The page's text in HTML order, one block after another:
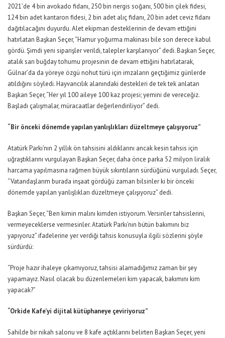
2021’de 4 bin avokado fidanı, 250 bin nergis soğanı, 500 bin çilek fidesi,
124 bin adet kantaron fidesi, 2 bin adet alıç fidanı, 20 bin adet ceviz fidanı
dağıtılacağını duyurdu. Alet ekipman desteklerinin de devam ettiğini
hatırlatan Başkan Seçer, “Hamur yoğurma makinası bile son derece kabul
gördü. Şimdi yeni siparişler verildi, talepler karşılanıyor” dedi. Başkan Seçer,
atalık sarı buğday tohumu projesinin de devam ettiğini hatırlatarak,
Gülnar’da da yöreye özgü nohut türü için imzaların geçtiğimiz günlerde
atıldığını söyledi. Hayvancılık alanındaki destekleri de tek tek anlatan
Başkan Seçer, “Her yıl 100 aileye 100 kaz projesi; yemini de vereceğiz.
Başladı çalışmalar, müracaatlar değerlendiriliyor” dedi.
“Bir önceki dönemde yapılan yanlışlıkları düzeltmeye çalışıyoruz”
Atatürk Parkı’nın 2 yıllık ön tahsisini aldıklarını ancak kesin tahsis için
uğraştıklarını vurgulayan Başkan Seçer, daha önce parka 52 milyon liralık
harcama yapılmasına rağmen büyük sıkıntıların sürdüğünü vurguladı. Seçer,
“Vatandaşlarım burada inşaat gördüğü zaman bilsinler ki bir önceki
dönemde yapılan yanlışlıkları düzeltmeye çalışıyoruz” dedi.
Başkan Seçer, “Ben kimin malını kimden istiyorum. Versinler tahsislerini,
vermeyeceklerse vermesinler. Atatürk Parkı’nın bütün bakımını biz
yapıyoruz” ifadelerine yer verdiği tahsis konusuyla ilgili sözlerini şöyle
sürdürdü:
“Proje hazır ihaleye çıkamıyoruz, tahsisi alamadığımız zaman bir şey
yapamayız. Nasıl olacak bu düzenlemeleri kim yapacak, bakımını kim
yapacak?”
“Orkide Kafe’yi dijital kütüphaneye çeviriyoruz”
Sahilde bir nikah salonu ve 8 kafe açtıklarını belirten Başkan Seçer, yeni